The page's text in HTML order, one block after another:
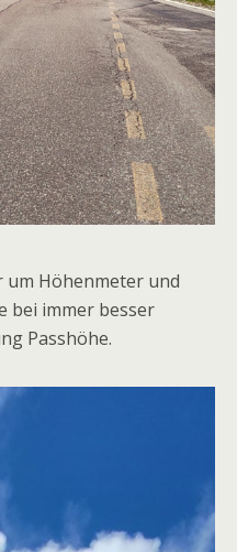
um Höhenmeter und
bei immer besser
Passhöhe.